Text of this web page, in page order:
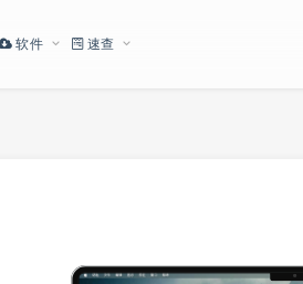
软件 速查